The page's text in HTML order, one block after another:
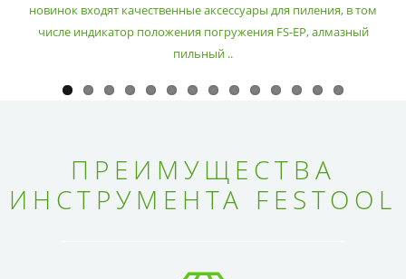
новинок входят качественные аксессуары для пиления, в том
числе индикатор положения погружения FS-EP, алмазный
пильный ..
ПРЕИМУЩЕСТВА
ИНСТРУМЕНТА FESTOOL